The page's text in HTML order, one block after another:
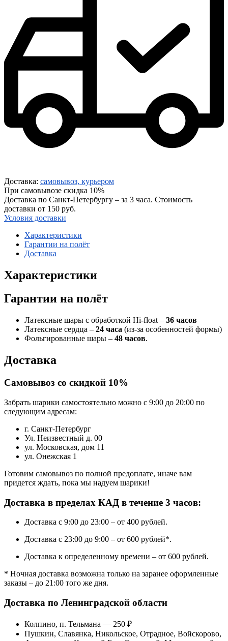
Доставка: самовывоз, курьером
При самовывозе скидка 10%
Доставка по Санкт-Петербургу – за 3 часа. Стоимость
доставки от 150 руб.
Условия доставки
Характеристики
Гарантии на полёт
Доставка
Характеристики
Гарантии на полёт
Латексные шары с обработкой Hi-float – 36 часов
Латексные сердца – 24 часа (из-за особенностей формы)
Фольгированные шары – 48 часов.
Доставка
Самовывоз со скидкой 10%
Забрать шарики самостоятельно можно с 9:00 до 20:00 по
следующим адресам:
г. Санкт-Петербург
Ул. Неизвестный д. 00
ул. Московская, дом 11
ул. Онежская 1
Готовим самовывоз по полной предоплате, иначе вам
придется ждать, пока мы надуем шарики!
Доставка в пределах КАД в течение 3 часов:
Доставка с 9:00 до 23:00 – от 400 рублей.
Доставка с 23:00 до 9:00 – от 600 рублей*.
Доставка к определенному времени – от 600 рублей.
* Ночная доставка возможна только на заранее оформленные
заказы – до 21:00 того же дня.
Доставка по Ленинградской области
Колпино, п. Тельмана — 250 ₽
Пушкин, Славянка, Никольское, Отрадное, Войскорово,